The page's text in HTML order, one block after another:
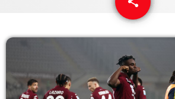
NUESTRAS FRECUENCIAS
NOTICIAS